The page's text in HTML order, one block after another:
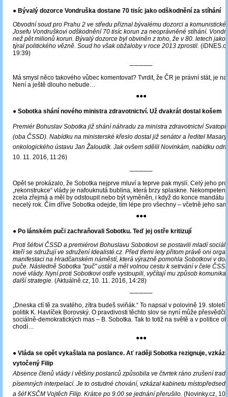
● Bývalý dozorce Vondruška dostane 70 tisíc jako odškodnění za stíhání
Obvodní soud pro Prahu 2 ve středu přiznal bývalému dozorci a
Josefu Vondruškovi odškodnění 70 tisíc korun za neoprávněné stíhání.
než pět milionů korun. Bývalý dozorce byl obviněn z toho, že v 80. letech jako
týral politického vězně. Soud ho však obžaloby v roce 2013 zprostil.
19:39)
─────
Má smysl něco takového vůbec komentovat? Tvrdit, že ČR je právní stát, je
Není a ještě dlouho nebude…
●●●
● Sobotka shání nového ministra zdravotnictví. Už dvakrát dostal košem
Premiér Bohuslav Sobotka již shání náhradu za ministra zdravotnictví
(oba ČSSD). Nabídku na ministerské křeslo dostal již senátor a ředitel
onkologického ústavu Jan Žaloudík. Jak ovšem sdělil Novinkám, nabídku
10. 11. 2016, 11:26)
─────
Opět se prokázalo, že Sobotka nejprve mluví a teprve pak myslí. Celý jeho
„rekonstrukce“ vlády je nafouknutá bublina, která brzy splaskne.
zcela zřejmá a měl by odstoupit nebo být vyměněn, i když do konce mandátu
necelý rok. Čím dříve Sobotka odejde, tím lépe pro všechny – včetně jeho
●●●
● Po lánském puči zachraňovali Sobotku. Teď jej ostře kritizují
Proti šéfovi ČSSD a premiérovi Bohuslavu Sobotkovi se postavili mladí
kteří se sdružují ve sdružení Idealisté.cz. Před třemi lety přitom právě oni
manifestaci na Hradčanském náměstí, která výrazně pomohla Sobotkovi v
puče. Následně Sobotka "puč" ustál a měl volnou cestu k setrvání v čele
nové vlády. Nyní proti Sobotkovi ostře vystoupili, vyčítají mu způsob
další strategie. (Aktuálně.cz, 10. 11. 2016, 14:28)
─────
„Dneska ctí tě za svatého, zítra budeš sviňák.“ To napsal v polovině 19. století
politik K. Havlíček Borovský. O pravdivosti těchto slov se nyní může přesvědčit
sociálně-demokratických mas – B. Sobotka. Tak to totiž na světě a v politice
chodí…
●●●
● Vláda se opět vykašlala na poslance. Ať raději Sobotka rezignuje,
vytočený Filip
Absence členů vlády i většiny poslanců způsobila ve čtvrtek ráno zrušení
písemných interpelací. Je to ostudné chování, vzkázal kabinetu
a šéf KSČM Vojtěch Filip. Krátce po 9.00 se jednání přerušilo. (Novinky.cz,